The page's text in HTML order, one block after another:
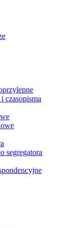
czasopisma
segregatora